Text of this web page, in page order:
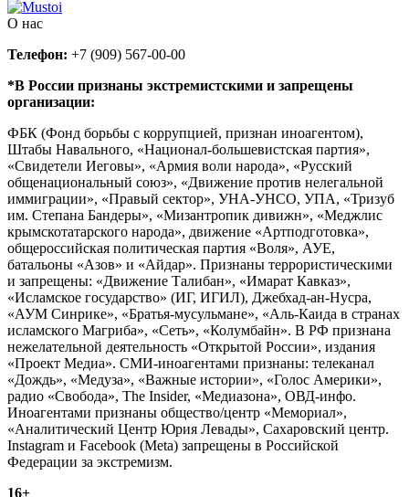
О нас
Телефон: +7 (909) 567-00-00
*В России признаны экстремистскими и запрещены
организации:
ФБК (Фонд борьбы с коррупцией, признан иноагентом),
Штабы Навального, «Национал-большевистская партия»,
«Свидетели Иеговы», «Армия воли народа», «Русский
общенациональный союз», «Движение против нелегальной
иммиграции», «Правый сектор», УНА-УНСО, УПА, «Тризуб
им. Степана Бандеры», «Мизантропик дивижн», «Меджлис
крымскотатарского народа», движение «Артподготовка»,
общероссийская политическая партия «Воля», АУЕ,
батальоны «Азов» и «Айдар». Признаны террористическими
и запрещены: «Движение Талибан», «Имарат Кавказ»,
«Исламское государство» (ИГ, ИГИЛ), Джебхад-ан-Нусра,
«АУМ Синрике», «Братья-мусульмане», «Аль-Каида в странах
исламского Магриба», «Сеть», «Колумбайн». В РФ признана
нежелательной деятельность «Открытой России», издания
«Проект Медиа». СМИ-иноагентами признаны: телеканал
«Дождь», «Медуза», «Важные истории», «Голос Америки»,
радио «Свобода», The Insider, «Медиазона», ОВД-инфо.
Иноагентами признаны общество/центр «Мемориал»,
«Аналитический Центр Юрия Левады», Сахаровский центр.
Instagram и Facebook (Metа) запрещены в Российской
Федерации за экстремизм.
16+